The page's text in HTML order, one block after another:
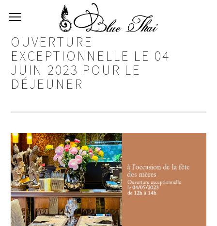
OUVERTURE
EXCEPTIONNELLE LE 04
JUIN 2023 POUR LE
DÉJEUNER